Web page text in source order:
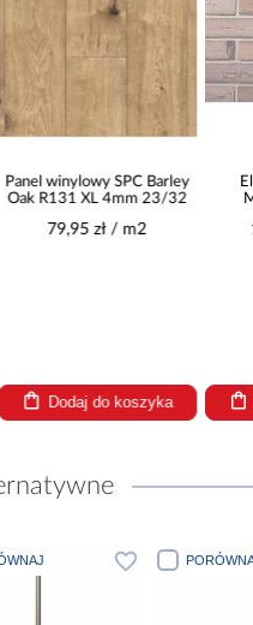
winylowy SPC Barley
XL 4mm 23/32
79,95 zł / m2
Dodaj do koszyka